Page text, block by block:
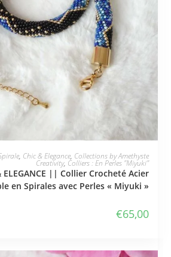
JE L'ADOPTE
, Chic & Elegance, Collections by Amethyste
Creativity, Colliers : En Perles "Miyuki"
ELEGANCE || Collier Crocheté Acier
en Spirales avec Perles « Miyuki »
€65,00